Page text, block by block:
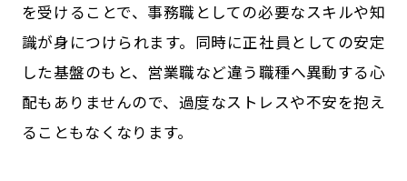
を受けることで、事務職としての必要なスキルや知
識が身につけられます。同時に正社員としての安定
した基盤のもと、営業職など違う職種へ異動する心
配もありませんので、過度なストレスや不安を抱え
ることもなくなります。